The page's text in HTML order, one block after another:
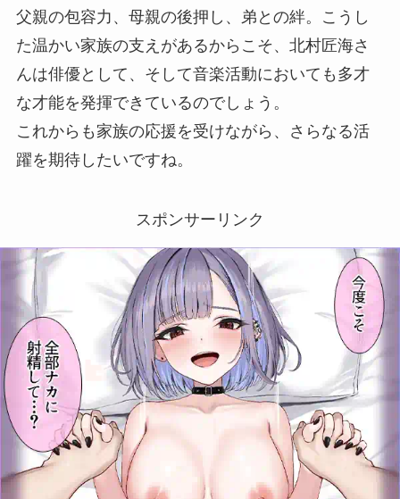
父親の包容力、母親の後押し、弟との絆。こうし
た温かい家族の支えがあるからこそ、北村匠海さ
んは俳優として、そして音楽活動においても多才
な才能を発揮できているのでしょう。
これからも家族の応援を受けながら、さらなる活
躍を期待したいですね。
スポンサーリンク